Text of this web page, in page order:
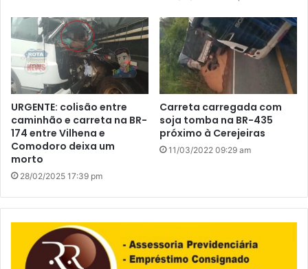
URGENTE: colisão entre
caminhão e carreta na BR-
174 entre Vilhena e
Comodoro deixa um
morto
28/02/2025 17:39 pm
Carreta carregada com
soja tomba na BR-435
próximo à Cerejeiras
11/03/2022 09:29 am